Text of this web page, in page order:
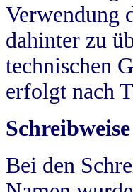
Verwendung
dahinter zu
technischen
erfolgt nach
Bei den